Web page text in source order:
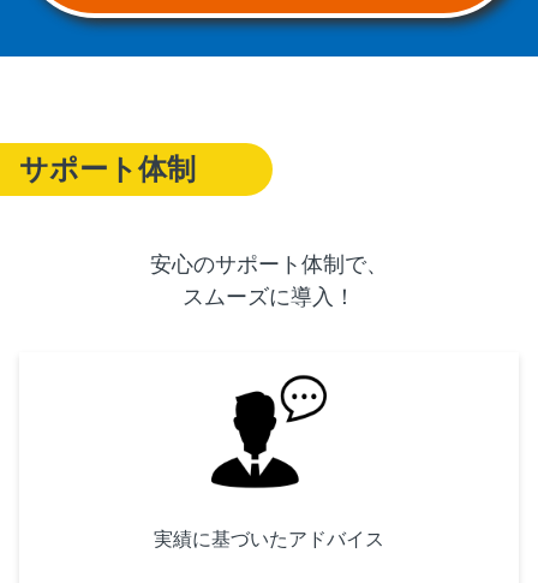
サポート体制
安心のサポート体制で、
スムーズに導入！
実績に基づいたアドバイス